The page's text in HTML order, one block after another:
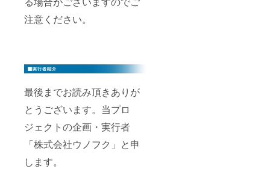
注意ください。
最後までお読み頂きありが
とうございます。当プロ
ジェクトの企画・実行者
「株式会社ウノフク」と申
します。